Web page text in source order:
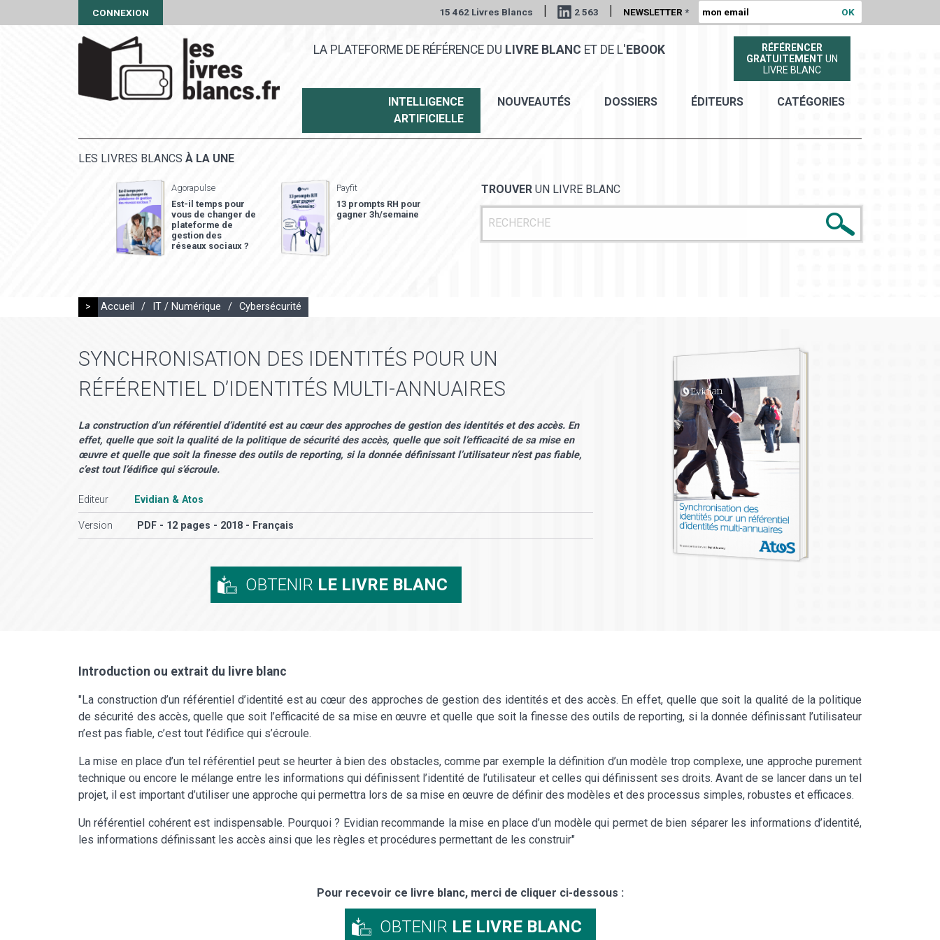
CONNEXION 15 462 Livres Blancs | 2 563 | NEWSLETTER *
LA PLATEFORME DE RÉFÉRENCE DU LIVRE BLANC ET DE L' EBOOK
RÉFÉRENCER
GRATUITEMENT UN
LIVRE BLANC
INTELLIGENCE
ARTIFICIELLE
NOUVEAUTÉS DOSSIERS ÉDITEURS CATÉGORIES
LES LIVRES BLANCS À LA UNE
Agorapulse
Est-il temps pour
vous de changer de
plateforme de
gestion des
réseaux sociaux ?
Payfit
13 prompts RH pour
gagner 3h/semaine
TROUVER UN LIVRE BLANC
> Accueil / IT / Numérique / Cybersécurité
SYNCHRONISATION DES IDENTITÉS POUR UN
RÉFÉRENTIEL D’IDENTITÉS MULTI-ANNUAIRES
La construction d’un référentiel d’identité est au cœur des approches de gestion des identités et des accès. En
effet, quelle que soit la qualité de la politique de sécurité des accès, quelle que soit l’efficacité de sa mise en
œuvre et quelle que soit la finesse des outils de reporting, si la donnée définissant l’utilisateur n’est pas fiable,
c’est tout l’édifice qui s’écroule.
Editeur Evidian & Atos
Version PDF - 12 pages - 2018 - Français
OBTENIR LE LIVRE BLANC
Introduction ou extrait du livre blanc
"La construction d’un référentiel d’identité est au cœur des approches de gestion des identités et des accès. En effet, quelle que soit la qualité de la politique
de sécurité des accès, quelle que soit l’efficacité de sa mise en œuvre et quelle que soit la finesse des outils de reporting, si la donnée définissant l’utilisateur
n’est pas fiable, c’est tout l’édifice qui s’écroule.
La mise en place d’un tel référentiel peut se heurter à bien des obstacles, comme par exemple la définition d’un modèle trop complexe, une approche purement
technique ou encore le mélange entre les informations qui définissent l’identité de l’utilisateur et celles qui définissent ses droits. Avant de se lancer dans un tel
projet, il est important d’utiliser une approche qui permettra lors de sa mise en œuvre de définir des modèles et des processus simples, robustes et efficaces.
Un référentiel cohérent est indispensable. Pourquoi ? Evidian recommande la mise en place d’un modèle qui permet de bien séparer les informations d’identité,
les informations définissant les accès ainsi que les règles et procédures permettant de les construir"
Pour recevoir ce livre blanc, merci de cliquer ci-dessous :
OBTENIR LE LIVRE BLANC